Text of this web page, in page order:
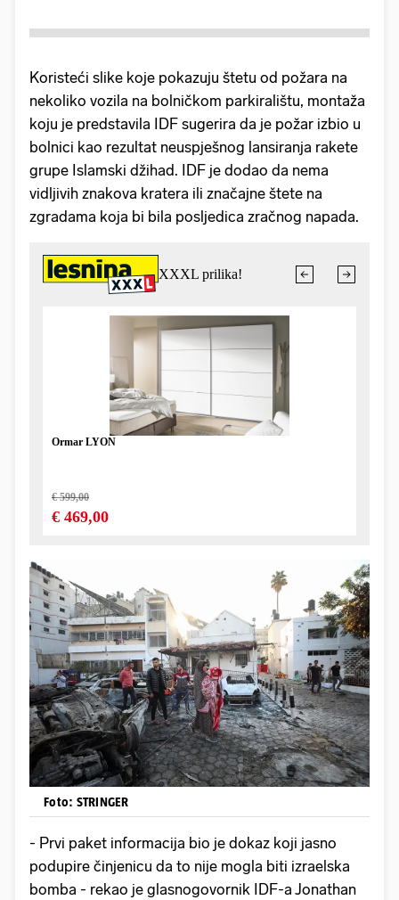
Koristeći slike koje pokazuju štetu od požara na
nekoliko vozila na bolničkom parkiralištu, montaža
koju je predstavila IDF sugerira da je požar izbio u
bolnici kao rezultat neuspješnog lansiranja rakete
grupe Islamski džihad. IDF je dodao da nema
vidljivih znakova kratera ili značajne štete na
zgradama koja bi bila posljedica zračnog napada.
Foto: STRINGER
- Prvi paket informacija bio je dokaz koji jasno
podupire činjenicu da to nije mogla biti izraelska
bomba - rekao je glasnogovornik IDF-a Jonathan